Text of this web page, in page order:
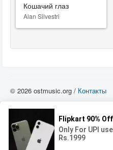
Кошачий глаз
Alan Silvestri
© 2026 ostmusic.org / Контакты
прав) и охраняются Законом «Об
можете использовать такие
использование производится с
вы должны приобрести лицензионную